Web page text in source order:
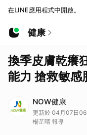
在LINE應用程式中開啟。
健康
換季皮膚乾癢
能力 搶救敏感
NOW健康
更新於 04月07日
楊芷晴 報導